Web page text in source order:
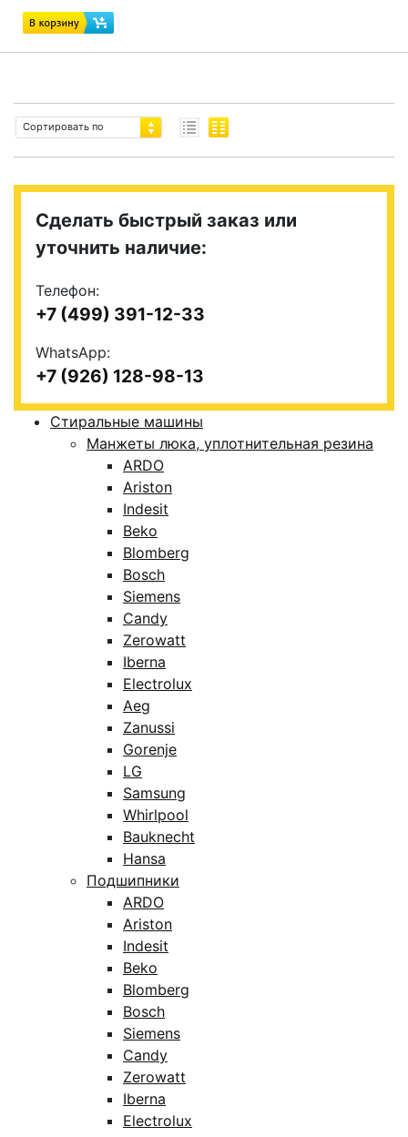
Сортировать по
Сделать быстрый заказ или
уточнить наличие:
Телефон:
+7 (499) 391-12-33
WhatsApp:
+7 (926) 128-98-13
Стиральные машины
Манжеты люка, уплотнительная резина
ARDO
Ariston
Indesit
Beko
Blomberg
Bosch
Siemens
Candy
Zerowatt
Iberna
Electrolux
Aeg
Zanussi
Gorenje
LG
Samsung
Whirlpool
Bauknecht
Hansa
Подшипники
ARDO
Ariston
Indesit
Beko
Blomberg
Bosch
Siemens
Candy
Zerowatt
Iberna
Electrolux